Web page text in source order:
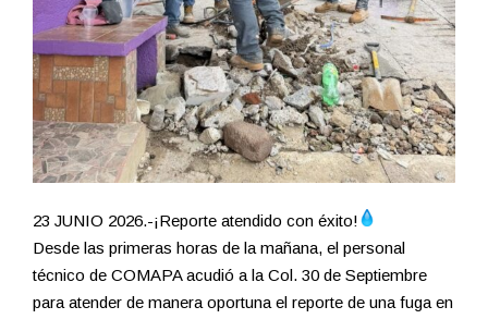
23 JUNIO 2026.-¡Reporte atendido con éxito!
Desde las primeras horas de la mañana, el personal
técnico de COMAPA acudió a la Col. 30 de Septiembre
para atender de manera oportuna el reporte de una fuga en